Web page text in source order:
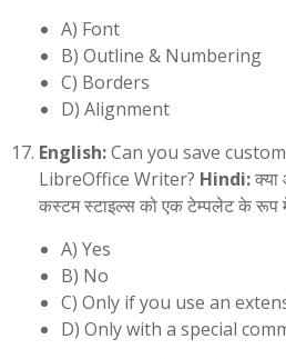
A) Font
B) Outline & Numbering
C) Borders
D) Alignment
English:Can you save
LibreOffice Writer? Hindi:
कस्टम स्टाइल्स को एक टेम्पलेट के
A) Yes
B) No
C) Only if you use an
D) Only with a special